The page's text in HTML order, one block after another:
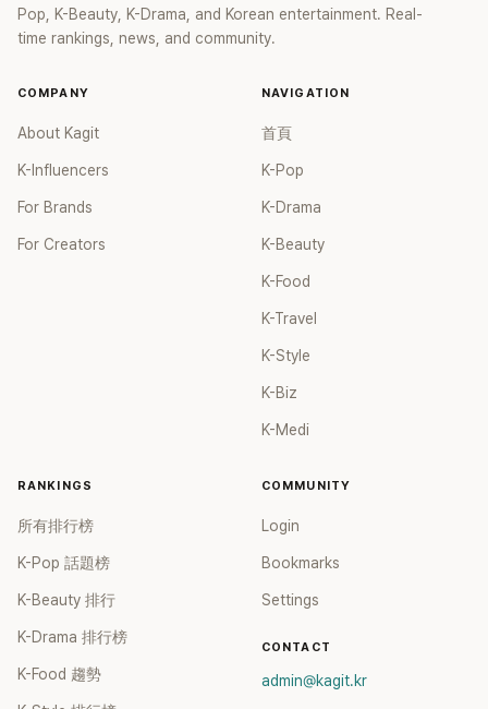
Pop, K-Beauty, K-Drama, and Korean entertainment. Real-
time rankings, news, and community.
COMPANY
About Kagit
K-Influencers
For Brands
For Creators
NAVIGATION
首頁
K-Pop
K-Drama
K-Beauty
K-Food
K-Travel
K-Style
K-Biz
K-Medi
RANKINGS
所有排行榜
K-Pop 話題榜
K-Beauty 排行
K-Drama 排行榜
K-Food 趨勢
COMMUNITY
Login
Bookmarks
Settings
CONTACT
admin@kagit.kr